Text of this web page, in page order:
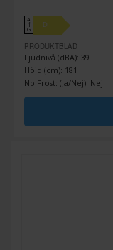
A
↑
G
D
PRODUKTBLAD
Ljudnivå (dBA): 39
Höjd (cm): 181
No Frost: (Ja/Nej): Nej